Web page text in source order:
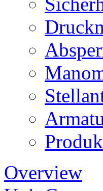
Overview